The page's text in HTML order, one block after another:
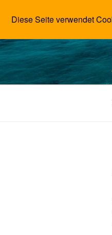
InhaltDiese Seite verwendet